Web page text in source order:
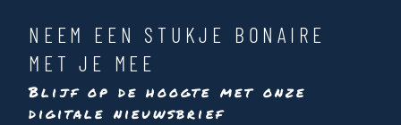
NEEM EEN STUKJE BONAIRE
MET JE MEE
Blijf op de hoogte met onze
digitale nieuwsbrief